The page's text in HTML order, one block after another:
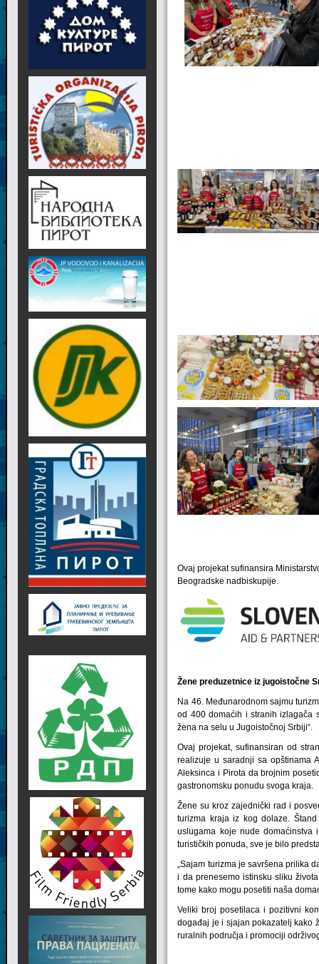
Ovaj projekat sufinansira
Beogradske nadbiskupije.
Žene preduzetnice iz jugoistočne
Na 46. Međunarodnom sajmu
od 400 domaćih i stranih izlagača
žena na selu u Jugoistočnoj Srbiji“.
Ovaj projekat, sufinansiran od
realizuje u saradnji sa opštinama
Aleksinca i Pirota da brojnim
gastronomsku ponudu svoga kraja.
Žene su kroz zajednički rad i
turizma kraja iz kog dolaze.
uslugama koje nude
turističkih ponuda, sve je bilo
„Sajam turizma je savršena prilika
i da prenesemo istinsku sliku
tome kako mogu posetiti naša
Veliki broj posetilaca i pozitivni
događaj je i sjajan pokazatelj kako
ruralnih područja i promociji